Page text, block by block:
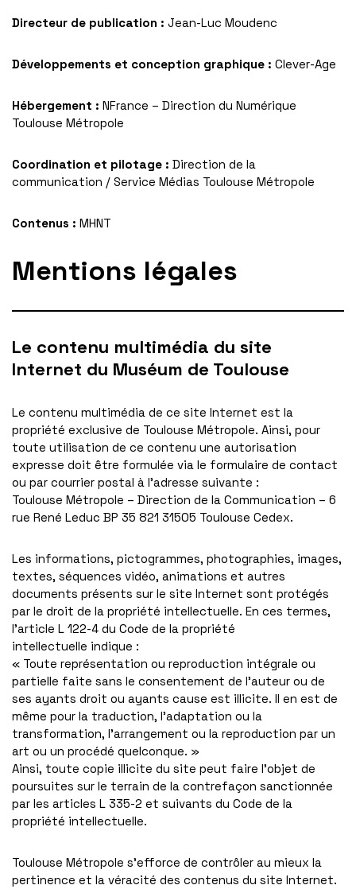
Directeur de publication : Jean-Luc Moudenc
Développements et conception graphique : Clever-Age
Hébergement : NFrance – Direction du Numérique
Toulouse Métropole
Coordination et pilotage : Direction de la
communication / Service Médias Toulouse Métropole
Contenus : MHNT
Mentions légales
Le contenu multimédia du site
Internet du Muséum de Toulouse
Le contenu multimédia de ce site Internet est la
propriété exclusive de Toulouse Métropole. Ainsi, pour
toute utilisation de ce contenu une autorisation
expresse doit être formulée via le formulaire de contact
ou par courrier postal à l’adresse suivante :
Toulouse Métropole – Direction de la Communication – 6
rue René Leduc BP 35 821 31505 Toulouse Cedex.
Les informations, pictogrammes, photographies, images,
textes, séquences vidéo, animations et autres
documents présents sur le site Internet sont protégés
par le droit de la propriété intellectuelle. En ces termes,
l’article L 122-4 du Code de la propriété
intellectuelle indique :
« Toute représentation ou reproduction intégrale ou
partielle faite sans le consentement de l’auteur ou de
ses ayants droit ou ayants cause est illicite. Il en est de
même pour la traduction, l’adaptation ou la
transformation, l’arrangement ou la reproduction par un
art ou un procédé quelconque. »
Ainsi, toute copie illicite du site peut faire l’objet de
poursuites sur le terrain de la contrefaçon sanctionnée
par les articles L 335-2 et suivants du Code de la
propriété intellectuelle.
Toulouse Métropole s’efforce de contrôler au mieux la
pertinence et la véracité des contenus du site Internet.